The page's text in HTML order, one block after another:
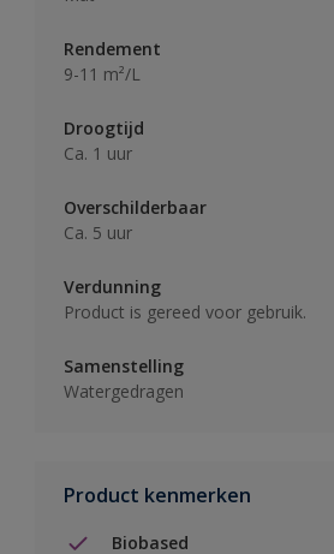
Rendement
9-11 m²/L
Droogtijd
Ca. 1 uur
Overschilderbaar
Ca. 5 uur
Verdunning
Product is gereed voor gebruik.
Samenstelling
Watergedragen
Product kenmerken
Biobased